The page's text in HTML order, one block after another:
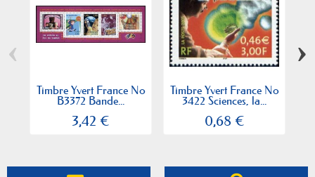
Timbre Yvert France No
B3372 Bande...
3,42 €
Timbre Yvert France No
3422 Sciences, la...
0,68 €
‹ ›